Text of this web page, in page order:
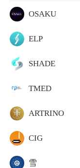
OSAKU
ELP
SHADE
TMED
ARTRINO
CIG
雪